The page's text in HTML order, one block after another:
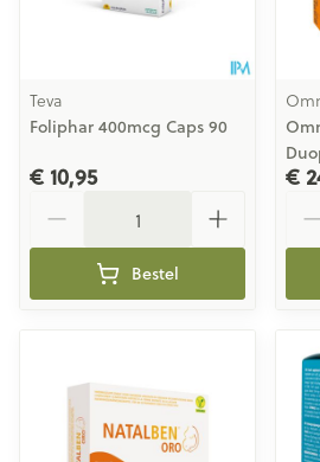
Teva
Foliphar 400mcg Caps 90
€ 10,95
Bestel
€